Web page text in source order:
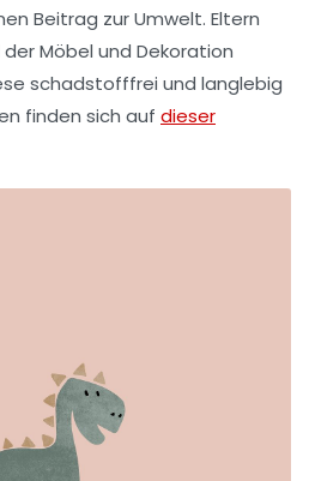
Beitrag zurUmwelt. Eltern
Möbel und Dekoration
schadstofffrei und langlebig
finden sich auf dieser